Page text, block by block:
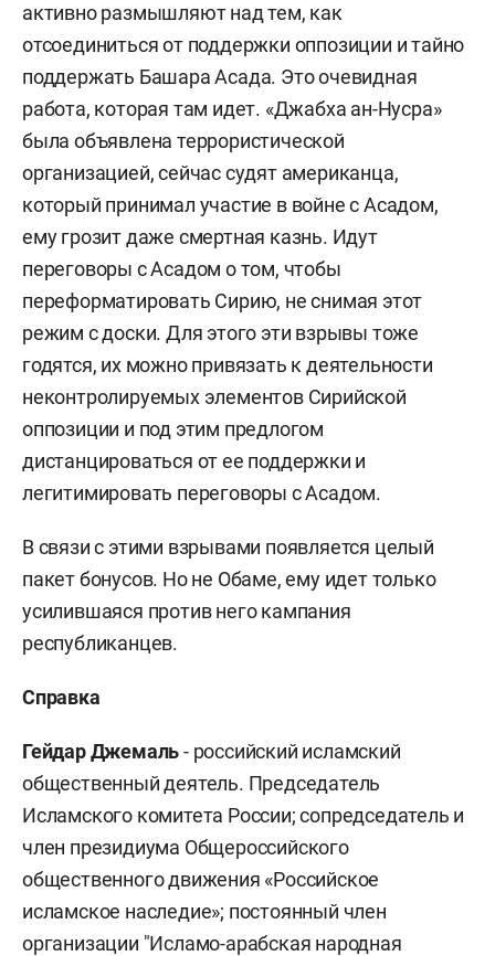
активно размышляют над тем, как
отсоединиться от поддержки оппозиции и тайно
поддержать Башара Асада. Это очевидная
работа, которая там идет. «Джабха ан-Нусра»
была объявлена террористической
организацией, сейчас судят американца,
который принимал участие в войне с Асадом,
ему грозит даже смертная казнь. Идут
переговоры с Асадом о том, чтобы
переформатировать Сирию, не снимая этот
режим с доски. Для этого эти взрывы тоже
годятся, их можно привязать к деятельности
неконтролируемых элементов Сирийской
оппозиции и под этим предлогом
дистанцироваться от ее поддержки и
легитимировать переговоры с Асадом.
В связи с этими взрывами появляется целый
пакет бонусов. Но не Обаме, ему идет только
усилившаяся против него кампания
республиканцев.
Справка
Гейдар Джемаль- российский исламский
общественный деятель. Председатель
Исламского комитета России; сопредседатель и
член президиума Общероссийского
общественного движения «Российское
исламское наследие»; постоянный член
организации "Исламо-арабская народная